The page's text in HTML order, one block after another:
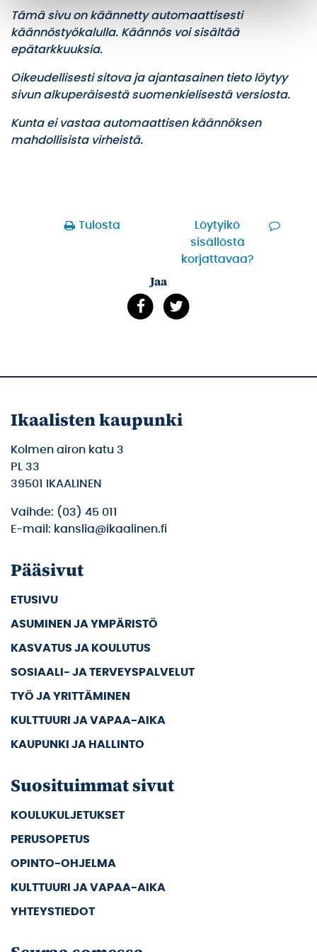
Tämä sivu on käännetty automaattisesti
käännöstyökalulla. Käännös voi sisältää
epätarkkuuksia.
Oikeudellisesti sitova ja ajantasainen tieto löytyy
sivun alkuperäisestä suomenkielisestä versiosta.
Kunta ei vastaa automaattisen käännöksen
mahdollisista virheistä.
Tulosta
Löytyikö
sisällöstä
korjattavaa?
Jaa
Ikaalisten kaupunki
Kolmen airon katu 3
PL 33
39501 IKAALINEN
Vaihde: (03) 45 011
E-mail: kanslia@ikaalinen.fi
Pääsivut
ETUSIVU
ASUMINEN JA YMPÄRISTÖ
KASVATUS JA KOULUTUS
SOSIAALI- JA TERVEYSPALVELUT
TYÖ JA YRITTÄMINEN
KULTTUURI JA VAPAA-AIKA
KAUPUNKI JA HALLINTO
Suosituimmat sivut
KOULUKULJETUKSET
PERUSOPETUS
OPINTO-OHJELMA
KULTTUURI JA VAPAA-AIKA
YHTEYSTIEDOT